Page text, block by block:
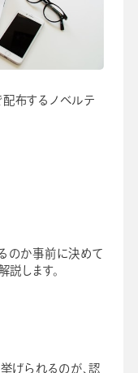
布するノベルテ
のか事前に決めて
説します。
げられるのが、認